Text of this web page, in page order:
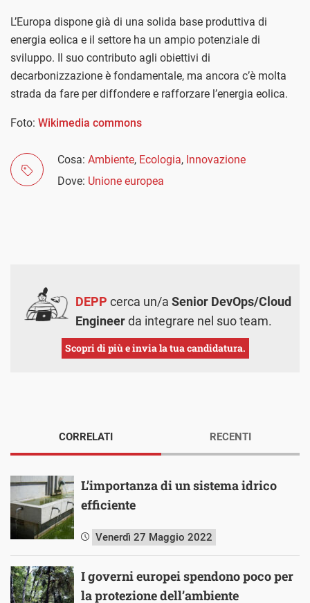
L’Europa dispone già di una solida base produttiva di
energia eolica e il settore ha un ampio potenziale di
sviluppo. Il suo contributo agli obiettivi di
decarbonizzazione è fondamentale, ma ancora c’è molta
strada da fare per diffondere e rafforzare l’energia eolica.
Foto: Wikimedia commons
Cosa: Ambiente, Ecologia, Innovazione
Dove: Unione europea
DEPP cerca un/a Senior DevOps/Cloud
Engineerda integrare nel suo team.
Scopri di più e invia la tua candidatura.
CORRELATI
L’importanza di un sistema idrico
efficiente
Venerdì 27 Maggio 2022
I governi europei spendono poco per
la protezione dell’ambiente
RECENTI